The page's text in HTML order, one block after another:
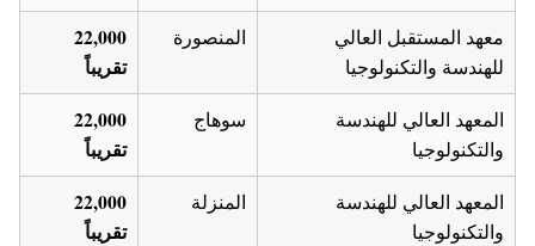
معهد المستقبل العالي
للهندسة والتكنولوجيا
المنصورة
22,000
تقريباً
المعهد العالي للهندسة
والتكنولوجيا
سوهاج
22,000
تقريباً
المعهد العالي للهندسة
والتكنولوجيا
المنزلة
22,000
تقريباً